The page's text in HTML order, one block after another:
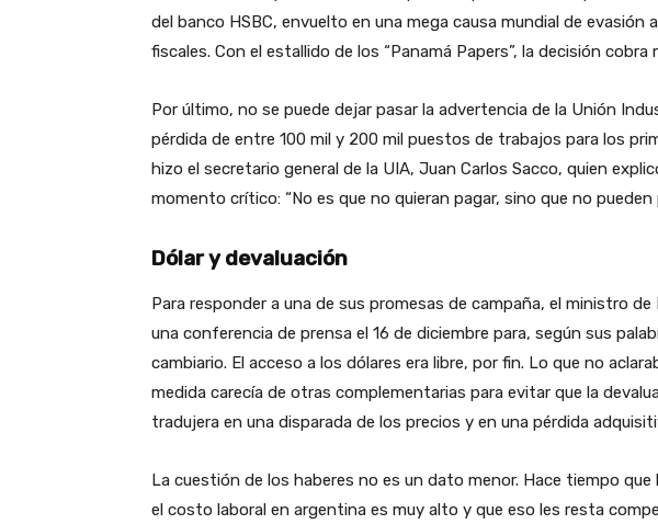
del banco HSBC, envuelto en una mega causa mundial de evasión
fiscales. Con el estallido de los “Panamá Papers”, la decisión cobra
Por último, no se puede dejar pasar la advertencia de la Unión
pérdida de entre 100 mil y 200 mil puestos de trabajos para los
hizo el secretario general de la UIA, Juan Carlos Sacco, quien
momento crítico: “No es que no quieran pagar, sino que no pueden
Dólar y devaluación
Para responder a una de sus promesas de campaña, el ministro
una conferencia de prensa el 16 de diciembre para, según sus
cambiario. El acceso a los dólares era libre, por fin. Lo que no
medida carecía de otras complementarias para evitar que la
tradujera en una disparada de los precios y en una pérdida
La cuestión de los haberes no es un dato menor. Hace tiempo que
el costo laboral en argentina es muy alto y que eso les resta